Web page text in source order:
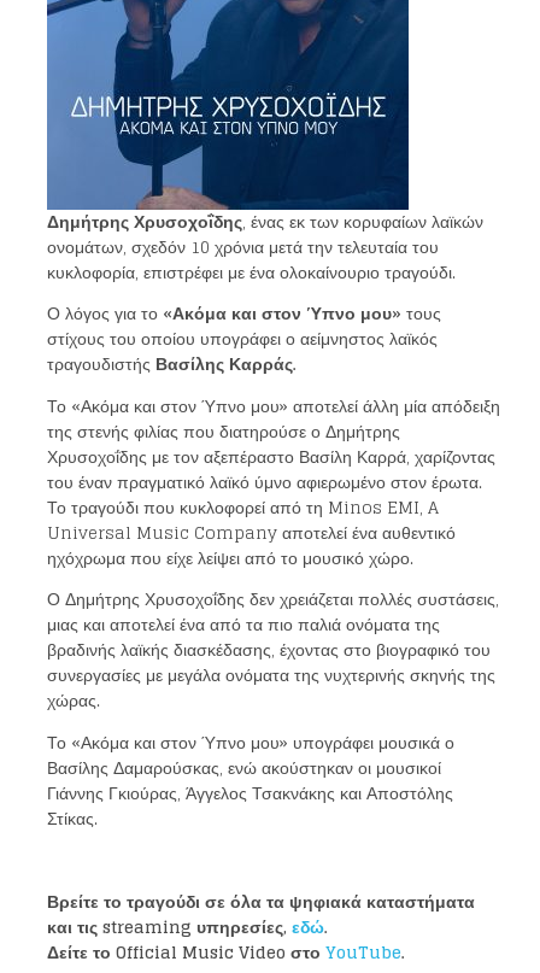
Δημήτρης Χρυσοχοΐδης, ένας εκ των κορυφαίων λαϊκών
ονομάτων, σχεδόν 10 χρόνια μετά την τελευταία του
κυκλοφορία, επιστρέφει με ένα ολοκαίνουριο τραγούδι.
Ο λόγος για το «Ακόμα και στον Ύπνο μου» τους
στίχους του οποίου υπογράφει ο αείμνηστος λαϊκός
τραγουδιστής Βασίλης Καρράς.
Το «Ακόμα και στον Ύπνο μου» αποτελεί άλλη μία απόδειξη
της στενής φιλίας που διατηρούσε ο Δημήτρης
Χρυσοχοΐδης με τον αξεπέραστο Βασίλη Καρρά, χαρίζοντας
του έναν πραγματικό λαϊκό ύμνο αφιερωμένο στον έρωτα.
Το τραγούδι που κυκλοφορεί από τη Minos EMI, A
Universal Music Company αποτελεί ένα αυθεντικό
ηχόχρωμα που είχε λείψει από το μουσικό χώρο.
Ο Δημήτρης Χρυσοχοΐδης δεν χρειάζεται πολλές συστάσεις,
μιας και αποτελεί ένα από τα πιο παλιά ονόματα της
βραδινής λαϊκής διασκέδασης, έχοντας στο βιογραφικό του
συνεργασίες με μεγάλα ονόματα της νυχτερινής σκηνής της
χώρας.
Το «Ακόμα και στον Ύπνο μου» υπογράφει μουσικά ο
Βασίλης Δαμαρούσκας, ενώ ακούστηκαν οι μουσικοί
Γιάννης Γκιούρας, Άγγελος Τσακνάκης και Αποστόλης
Στίκας.
Βρείτε το τραγούδι σε όλα τα ψηφιακά καταστήματα
και τις streaming υπηρεσίες, εδώ.
Δείτε το Official Music Video στο YouTube.
Loading your form, please wait...